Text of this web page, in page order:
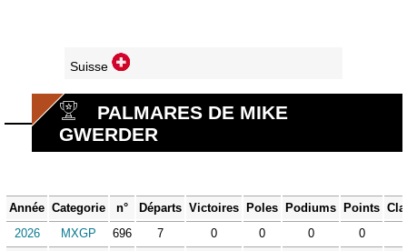
Suisse
PALMARES DE MIKE
GWERDER
Année Categorie n° Départs Victoires Poles Podiums Points
2026
MXGP 696 7 0 0 0
0